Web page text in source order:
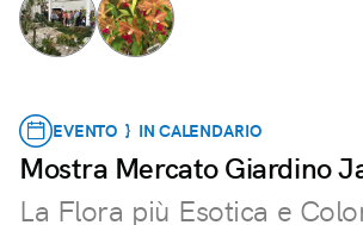
EVENTO } IN CALENDARIO
Mostra Mercato Giardino
La Flora più Esotica e